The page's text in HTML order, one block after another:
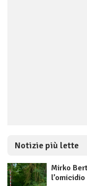
Notizie più lette
Mirko